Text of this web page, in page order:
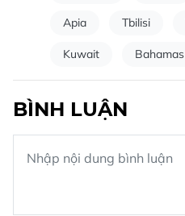
Apia Tbilisi
Kuwait Bahamas
BÌNH LUẬN